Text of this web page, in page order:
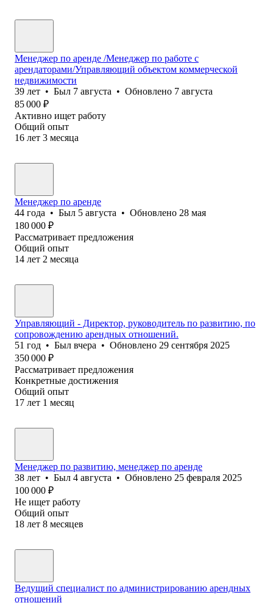
Менеджер по аренде /Менеджер по работе с
арендаторами/Управляющий объектом коммерческой
недвижимости
39 лет • Был 7 августа • Обновлено 7 августа
85 000 ₽
Активно ищет работу
Общий опыт
16 лет 3 месяца
Менеджер по аренде
44 года • Был 5 августа • Обновлено 28 мая
180 000 ₽
Рассматривает предложения
Общий опыт
14 лет 2 месяца
Управляющий - Директор, руководитель по развитию, по
сопровождению арендных отношений.
51 год • Был вчера • Обновлено 29 сентября 2025
350 000 ₽
Рассматривает предложения
Конкретные достижения
Общий опыт
17 лет 1 месяц
Менеджер по развитию, менеджер по аренде
38 лет • Был 4 августа • Обновлено 25 февраля 2025
100 000 ₽
Не ищет работу
Общий опыт
18 лет 8 месяцев
Ведущий специалист по администрированию арендных
отношений